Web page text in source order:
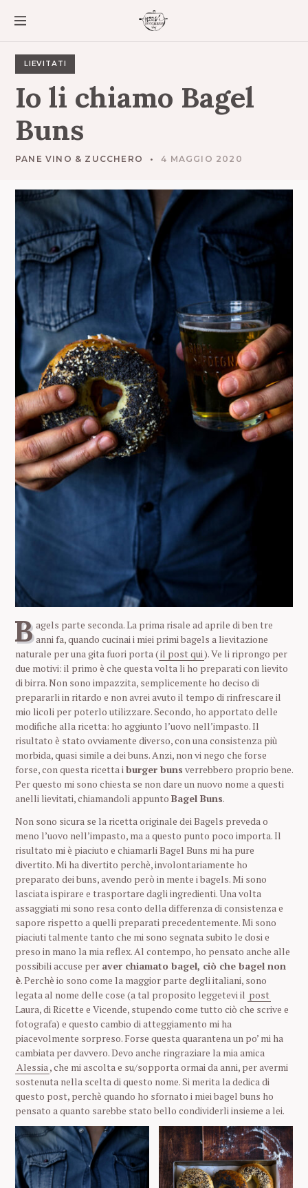
LIEVITATI
Io li chiamo Bagel
Buns
PANE VINO & ZUCCHERO 4 MAGGIO 2020
B agels parte seconda. La prima risale ad aprile di ben tre
anni fa, quando cucinai i miei primi bagels a lievitazione
naturale per una gita fuori porta (il post qui). Ve li riprongo per
due motivi: il primo è che questa volta li ho preparati con lievito
di birra. Non sono impazzita, semplicemente ho deciso di
prepararli in ritardo e non avrei avuto il tempo di rinfrescare il
mio licoli per poterlo utilizzare. Secondo, ho apportato delle
modifiche alla ricetta: ho aggiunto l’uovo nell’impasto. Il
risultato è stato ovviamente diverso, con una consistenza più
morbida, quasi simile a dei buns. Anzi, non vi nego che forse
forse, con questa ricetta iburger buns verrebbero proprio bene.
Per questo mi sono chiesta se non dare un nuovo nome a questi
anelli lievitati, chiamandoli appunto Bagel Buns.
Non sono sicura se la ricetta originale dei Bagels preveda o
meno l’uovo nell’impasto, ma a questo punto poco importa. Il
risultato mi è piaciuto e chiamarli Bagel Buns mi ha pure
divertito. Mi ha divertito perchè, involontariamente ho
preparato dei buns, avendo però in mente i bagels. Mi sono
lasciata ispirare e trasportare dagli ingredienti. Una volta
assaggiati mi sono resa conto della differenza di consistenza e
sapore rispetto a quelli preparati precedentemente. Mi sono
piaciuti talmente tanto che mi sono segnata subito le dosi e
preso in mano la mia reflex. Al contempo, ho pensato anche alle
possibili accuse per aver chiamato bagel, ciò che bagel non
è. Perchè io sono come la maggior parte degli italiani, sono
legata al nome delle cose (a tal proposito leggetevi il post
Laura, di Ricette e Vicende, stupendo come tutto ciò che scrive e
fotografa) e questo cambio di atteggiamento mi ha
piacevolmente sorpreso. Forse questa quarantena un po’ mi ha
cambiata per davvero. Devo anche ringraziare la mia amica
Alessia, che mi ascolta e su/sopporta ormai da anni, per avermi
sostenuta nella scelta di questo nome. Si merita la dedica di
questo post, perchè quando ho sfornato i miei bagel buns ho
pensato a quanto sarebbe stato bello condividerli insieme a lei.